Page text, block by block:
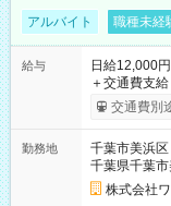
アルバイト 職種未経
給与
日給12,000
＋交通費支給 ★交通費一部支給 ┗1日500円を超えた分は全額支
給！ ※往復500
（規定あり
なし
交通費別
勤務地
千葉市美浜区
千葉県千葉
株式会社